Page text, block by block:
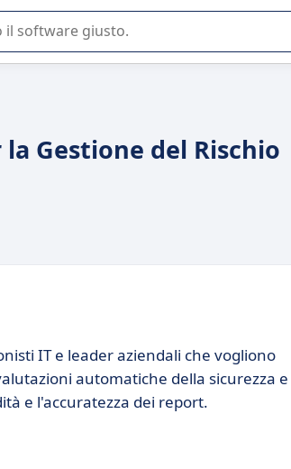
SaaS per la vostra azienda.
Gestione del Rischio
IT e leader aziendali che vogliono
automatiche della sicurezza e
e l'accuratezza dei report.